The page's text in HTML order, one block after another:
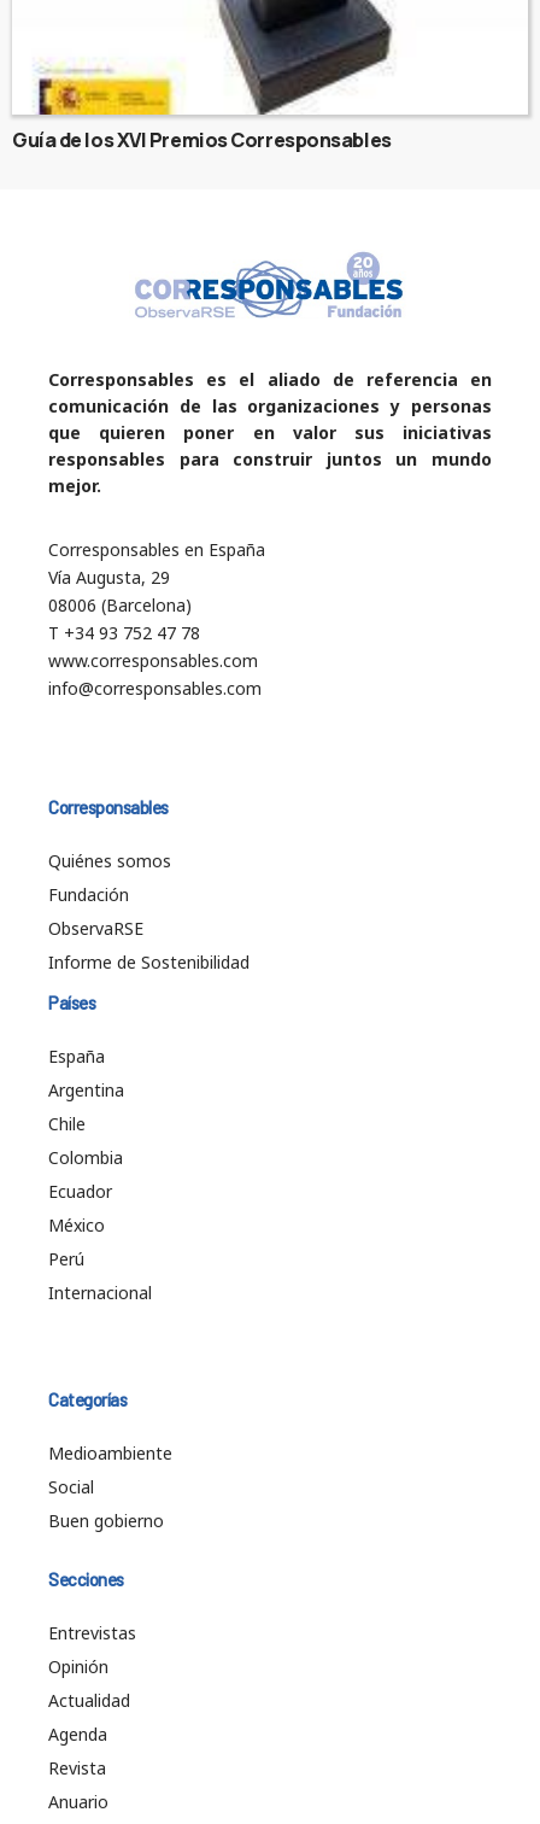
Guía de los XVI Premios Corresponsables
Corresponsables es el aliado de referencia en
comunicación de las organizaciones y personas
que quieren poner en valor sus iniciativas
responsables para construir juntos un mundo
mejor.
Corresponsables en España
Vía Augusta, 29
08006 (Barcelona)
T +34 93 752 47 78
www.corresponsables.com
info@corresponsables.com
Corresponsables
Quiénes somos
Fundación
ObservaRSE
Informe de Sostenibilidad
Países
España
Argentina
Chile
Colombia
Ecuador
México
Perú
Internacional
Categorías
Medioambiente
Social
Buen gobierno
Secciones
Entrevistas
Opinión
Actualidad
Agenda
Revista
Anuario